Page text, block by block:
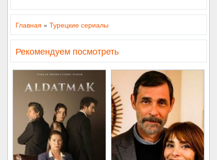
Главная » Турецкие сериалы
Рекомендуем посмотреть